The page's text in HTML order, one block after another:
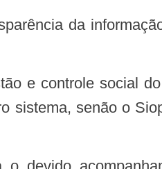
sistema, senão o